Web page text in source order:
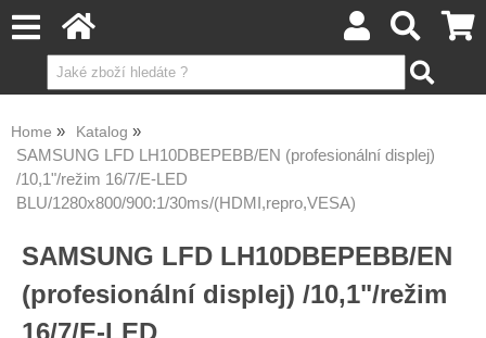
Home Katalog
SAMSUNG LFD LH10DBEPEBB/EN (profesionální displej)
/10,1"/režim 16/7/E-LED
BLU/1280x800/900:1/30ms/(HDMI,repro,VESA)
SAMSUNG LFD LH10DBEPEBB/EN
(profesionální displej) /10,1"/režim
16/7/E-LED